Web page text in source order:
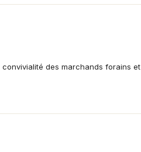
des marchands forains et